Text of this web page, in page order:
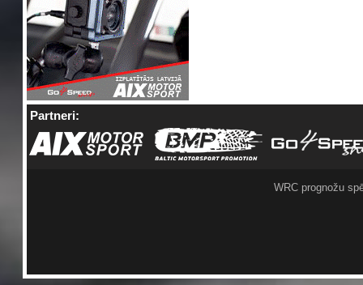
Partneri:
WRC prognožu